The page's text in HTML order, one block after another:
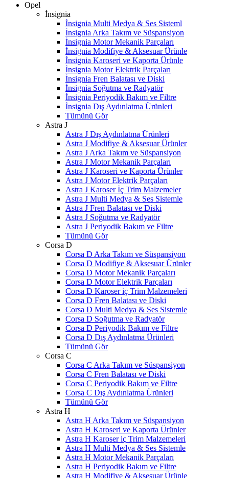
Opel
İnsignia
İnsignia Multi Medya & Ses Sisteml
İnsignia Arka Takım ve Süspansiyon
İnsignia Motor Mekanik Parçaları
İnsignia Modifiye & Aksesuar Ürünle
İnsignia Karoseri ve Kaporta Ürünle
İnsignia Motor Elektrik Parçaları
İnsignia Fren Balatası ve Diski
İnsignia Soğutma ve Radyatör
İnsignia Periyodik Bakım ve Filtre
İnsignia Dış Aydınlatma Ürünleri
Tümünü Gör
Astra J
Astra J Dış Aydınlatma Ürünleri
Astra J Modifiye & Aksesuar Ürünler
Astra J Arka Takım ve Süspansiyon
Astra J Motor Mekanik Parçaları
Astra J Karoseri ve Kaporta Ürünler
Astra J Motor Elektrik Parçaları
Astra J Karoser İç Trim Malzemeler
Astra J Multi Medya & Ses Sistemle
Astra J Fren Balatası ve Diski
Astra J Soğutma ve Radyatör
Astra J Periyodik Bakım ve Filtre
Tümünü Gör
Corsa D
Corsa D Arka Takım ve Süspansiyon
Corsa D Modifiye & Aksesuar Ürünler
Corsa D Motor Mekanik Parçaları
Corsa D Motor Elektrik Parçaları
Corsa D Karoser iç Trim Malzemeleri
Corsa D Fren Balatası ve Diski
Corsa D Multi Medya & Ses Sistemle
Corsa D Soğutma ve Radyatör
Corsa D Periyodik Bakım ve Filtre
Corsa D Dış Aydınlatma Ürünleri
Tümünü Gör
Corsa C
Corsa C Arka Takım ve Süspansiyon
Corsa C Fren Balatası ve Diski
Corsa C Periyodik Bakım ve Filtre
Corsa C Dış Aydınlatma Ürünleri
Tümünü Gör
Astra H
Astra H Arka Takım ve Süspansiyon
Astra H Karoseri ve Kaporta Ürünler
Astra H Karoser iç Trim Malzemeleri
Astra H Multi Medya & Ses Sistemle
Astra H Motor Mekanik Parçaları
Astra H Periyodik Bakım ve Filtre
Astra H Modifiye & Aksesuar Ürünle